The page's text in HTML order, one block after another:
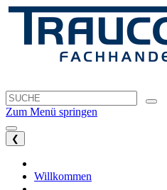
Zum Menü springen
❮
Willkommen